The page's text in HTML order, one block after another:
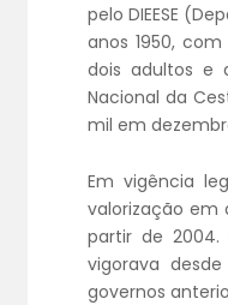
pelo DIEESE
anos 1950,
dois adultos e
Nacional da
mil em
Em vigência
valorização em
partir de 2004.
vigorava
governos